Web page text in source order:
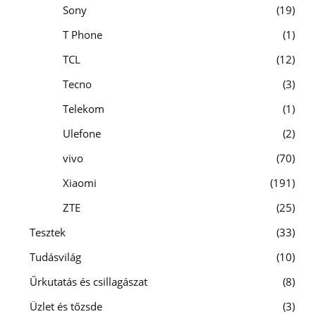
Sony
19
T Phone
1
TCL
12
Tecno
3
Telekom
1
Ulefone
2
vivo
70
Xiaomi
191
ZTE
25
Tesztek
33
Tudásvilág
10
Űrkutatás és csillagászat
8
Üzlet és tőzsde
3